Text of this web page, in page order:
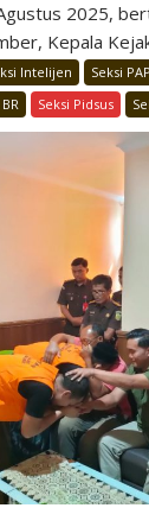
2025,
Kepala
Intelijen
Seksi
Seksi Pidsus